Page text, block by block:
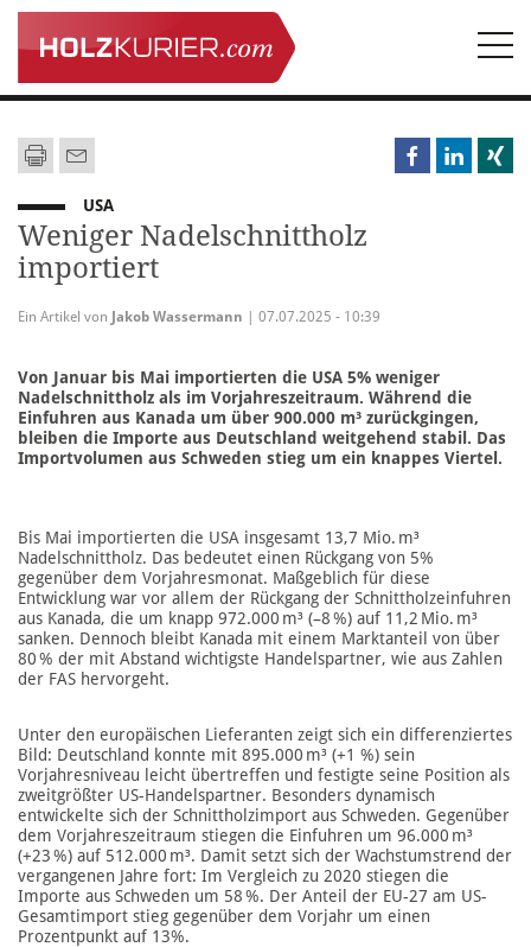
USA
Weniger Nadelschnittholz
importiert
Ein Artikel von Jakob Wassermann | 07.07.2025 - 10:39
Von Januar bis Mai importierten die USA 5% weniger
Nadelschnittholz als im Vorjahreszeitraum. Während die
Einfuhren aus Kanada um über 900.000 m³ zurückgingen,
bleiben die Importe aus Deutschland weitgehend stabil. Das
Importvolumen aus Schweden stieg um ein knappes Viertel.
Bis Mai importierten die USA insgesamt 13,7 Mio. m³
Nadelschnittholz. Das bedeutet einen Rückgang von 5%
gegenüber dem Vorjahresmonat. Maßgeblich für diese
Entwicklung war vor allem der Rückgang der Schnittholzeinfuhren
aus Kanada, die um knapp 972.000 m³ (–8 %) auf 11,2 Mio. m³
sanken. Dennoch bleibt Kanada mit einem Marktanteil von über
80 % der mit Abstand wichtigste Handelspartner, wie aus Zahlen
der FAS hervorgeht.
Unter den europäischen Lieferanten zeigt sich ein differenziertes
Bild: Deutschland konnte mit 895.000 m³ (+1 %) sein
Vorjahresniveau leicht übertreffen und festigte seine Position als
zweitgrößter US-Handelspartner. Besonders dynamisch
entwickelte sich der Schnittholzimport aus Schweden. Gegenüber
dem Vorjahreszeitraum stiegen die Einfuhren um 96.000 m³
(+23 %) auf 512.000 m³. Damit setzt sich der Wachstumstrend der
vergangenen Jahre fort: Im Vergleich zu 2020 stiegen die
Importe aus Schweden um 58 %. Der Anteil der EU-27 am US-
Gesamtimport stieg gegenüber dem Vorjahr um einen
Prozentpunkt auf 13%.